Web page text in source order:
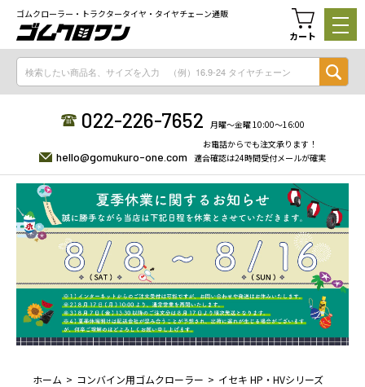
ゴムクローラー・トラクタータイヤ・タイヤチェーン通販
カート
022-226-7652 月曜〜金曜 10:00〜16:00
hello@gomukuro-one.com
お電話からでも注文承ります！
適合確認は24時間受付メールが確実
ホーム コンバイン用ゴムクローラー イセキ HP・HVシリーズ